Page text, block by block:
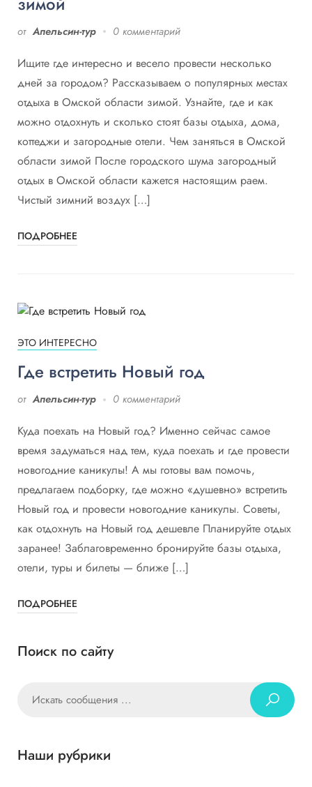
от Апельсин-тур 0 комментарий
Ищите где интересно и весело провести несколько
дней за городом? Рассказываем о популярных местах
отдыха в Омской области зимой. Узнайте, где и как
можно отдохнуть и сколько стоят базы отдыха, дома,
коттеджи и загородные отели. Чем заняться в Омской
области зимой После городского шума загородный
отдых в Омской области кажется настоящим раем.
Чистый зимний воздух […]
ПОДРОБНЕЕ
ЭТО ИНТЕРЕСНО
Где встретить Новый год
от Апельсин-тур 0 комментарий
Куда поехать на Новый год? Именно сейчас самое
время задуматься над тем, куда поехать и где провести
новогодние каникулы! А мы готовы вам помочь,
предлагаем подборку, где можно «душевно» встретить
Новый год и провести новогодние каникулы. Советы,
как отдохнуть на Новый год дешевле Планируйте отдых
заранее! Заблаговременно бронируйте базы отдыха,
отели, туры и билеты — ближе […]
ПОДРОБНЕЕ
Поиск по сайту
Наши рубрики